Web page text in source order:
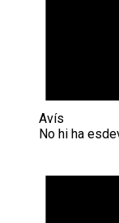
Avís
No hi ha